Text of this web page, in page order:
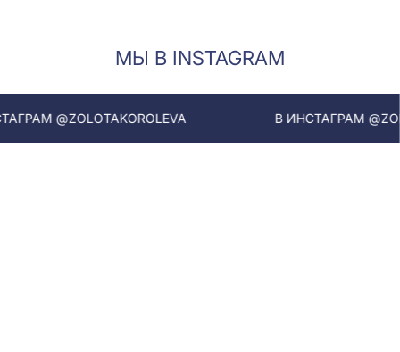
МЫ В INSTAGRAM
@ZOLOTAKOROLEVA В ИНСТАГРАМ